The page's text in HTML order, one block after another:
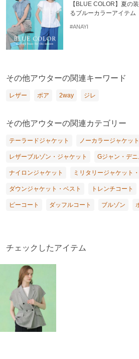
【BLUE COLOR】夏の
るブルーカラーアイテム
#ANAYI
その他アウターの関連キーワード
レザー ボア 2way ジレ
その他アウターの関連カテゴリー
テーラードジャケット ノーカラージャケット
レザーブルゾン・ジャケット Gジャン・デ
ナイロンジャケット ミリタリージャケット
ダウンジャケット・ベスト トレンチコート
ピーコート ダッフルコート ブルゾン
チェックしたアイテム